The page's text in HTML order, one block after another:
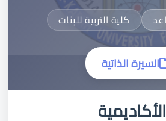
كلية التربية للبنات
السيرة الذاتية